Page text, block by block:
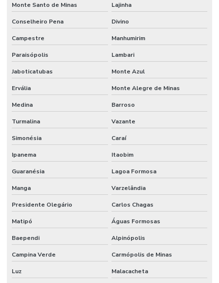
Monte Santo de Minas Lajinha
Conselheiro Pena Divino
Campestre Manhumirim
Paraisópolis Lambari
Jaboticatubas Monte Azul
Ervália Monte Alegre de Minas
Medina Barroso
Turmalina Vazante
Simonésia Caraí
Ipanema Itaobim
Guaranésia Lagoa Formosa
Manga Varzelândia
Presidente Olegário Carlos Chagas
Matipó Águas Formosas
Baependi Alpinópolis
Campina Verde Carmópolis de Minas
Luz Malacacheta